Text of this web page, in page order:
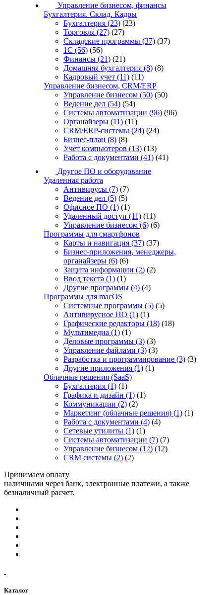
Управление бизнесом, финансы
Бухгалтерия. Склад. Кадры
Бухгалтерия (23) (23)
Торговля (27) (27)
Складские программы (37) (37)
1С (56) (56)
Финансы (21) (21)
Домашняя бухгалтерия (8) (8)
Кадровый учет (11) (11)
Управление бизнесом, CRM/ERP
Управление бизнесом (50) (50)
Ведение дел (54) (54)
Системы автоматизации (96) (96)
Органайзеры (11) (11)
CRM/ERP-системы (24) (24)
Бизнес-план (8) (8)
Учет компьютеров (13) (13)
Работа с документами (41) (41)
Другое ПО и оборудование
Удаленная работа
Антивирусы (7) (7)
Ведение дел (5) (5)
Офисное ПО (1) (1)
Удаленный доступ (11) (11)
Управление бизнесом (6) (6)
Программы для смартфонов
Карты и навигация (37) (37)
Бизнес-приложения, менеджеры,
органайзеры (6) (6)
Защита информации (2) (2)
Ввод текста (1) (1)
Другие программы (4) (4)
Программы для macOS
Системные программы (5) (5)
Антивирусное ПО (1) (1)
Графические редакторы (18) (18)
Мультимедиа (1) (1)
Деловые программы (3) (3)
Управление файлами (3) (3)
Разработка и программирование (3) (3)
Другие приложения (1) (1)
Облачные решения (SaaS)
Бухгалтерия (1) (1)
Графика и дизайн (1) (1)
Коммуникации (2) (2)
Маркетинг (облачные решения) (1) (1)
Работа с документами (4) (4)
Сетевые утилиты (1) (1)
Системы автоматизации (7) (7)
Управление бизнесом (12) (12)
CRM системы (2) (2)
Принимаем оплату
наличными через банк, электронные платежи, а также
безналичный расчет.
Каталог